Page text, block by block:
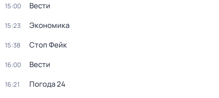
15:00 Вести
15:23 Экономика
15:38 Стоп Фейк
16:00 Вести
16:21 Погода 24